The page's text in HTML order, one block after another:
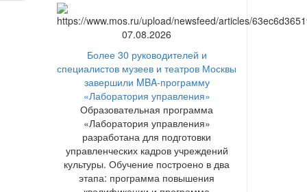
07.08.2026
Более 30 руководителей и
специалистов музеев и театров Москвы
завершили MBA-программу
«Лаборатория управления»
Образовательная программа
«Лаборатория управления»
разработана для подготовки
управленческих кадров учреждений
культуры. Обучение построено в два
этапа: программа повышения